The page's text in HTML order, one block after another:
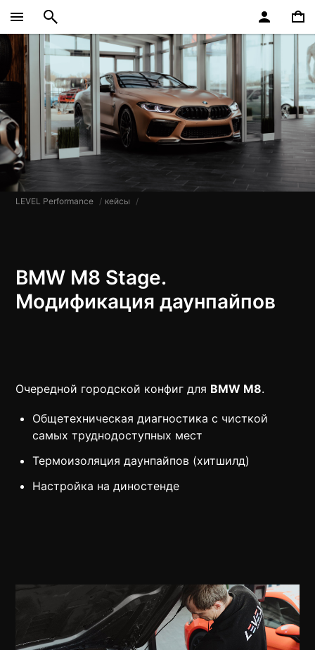
LEVEL Performance кейсы
BMW M8 Stage. ​​​
Модификация даунпайпов
Очередной городской конфиг для BMW M8.
Общетехническая диагностика с чисткой
самых труднодоступных мест
Термоизоляция даунпайпов (хитшилд)
Настройка на диностенде